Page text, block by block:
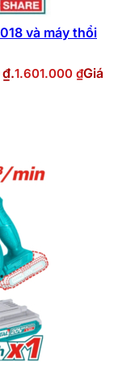
và máy thổi
1.601.000 ₫Giá